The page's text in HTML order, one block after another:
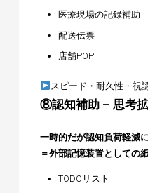
医療現場の記録補助
配送伝票
店舗POP
スピード・耐久性・視
⑧認知補助 – 思考
一時的だが認知負荷軽減
＝外部記憶装置としての
TODOリスト